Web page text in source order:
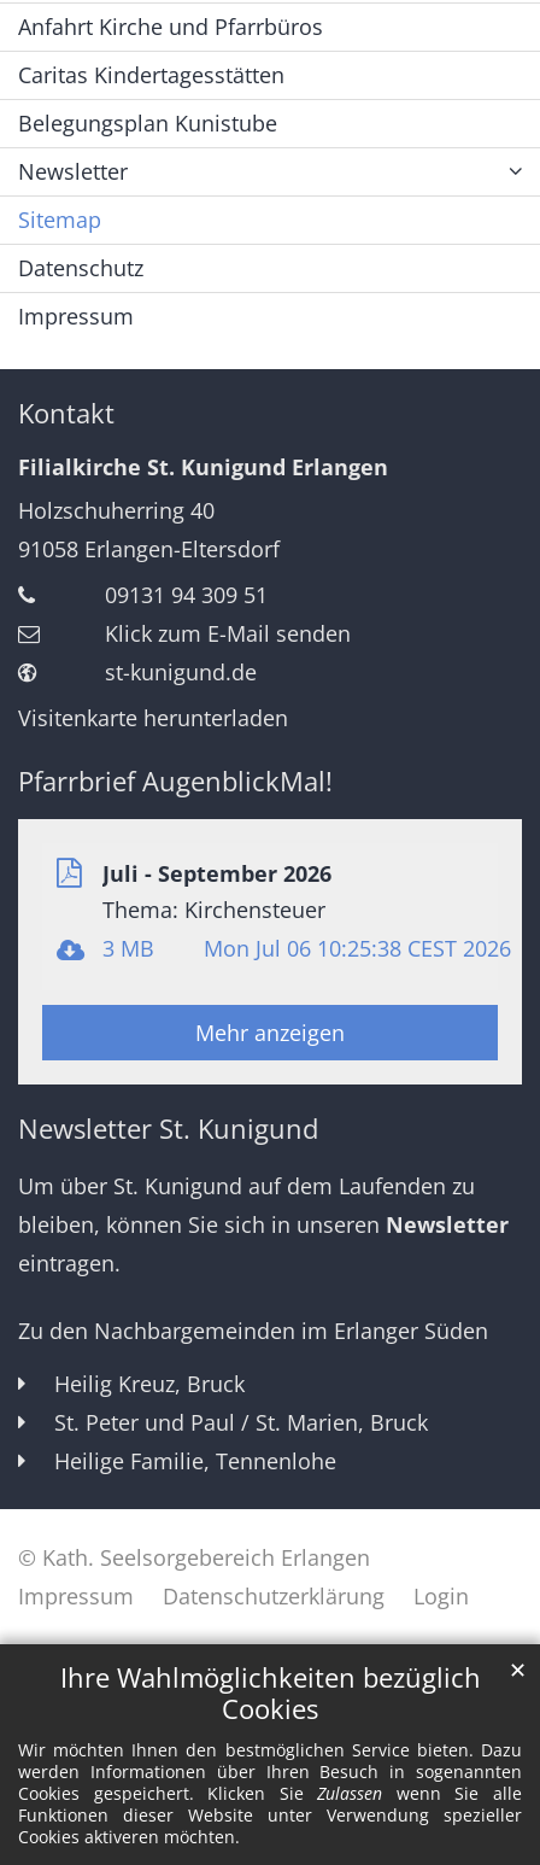
Ihre Wahlmöglichkeiten bezüglich
Cookies
Wir möchten Ihnen den bestmöglichen Service bieten. Dazu
werden Informationen über Ihren Besuch in sogenannten
Cookies gespeichert. Klicken SieZulassen wenn Sie alle
Funktionen dieser Website unter Verwendung spezieller
Cookies aktiveren möchten.
✕
Anfahrt Kirche und Pfarrbüros
Caritas Kindertagesstätten
Belegungsplan Kunistube
Newsletter
Sitemap
Datenschutz
Impressum
Kontakt
Filialkirche St. Kunigund Erlangen
Holzschuherring 40
91058 Erlangen-Eltersdorf
09131 94 309 51
Klick zum E-Mail senden
st-kunigund.de
Visitenkarte herunterladen
Pfarrbrief AugenblickMal!
Juli - September 2026
Thema: Kirchensteuer
3 MB
Mon Jul 06 10:25:38 CEST 2026
Mehr anzeigen
Newsletter St. Kunigund
Um über St. Kunigund auf dem Laufenden zu
bleiben, können Sie sich in unseren Newsletter
eintragen.
Zu den Nachbargemeinden im Erlanger Süden
Heilig Kreuz, Bruck
St. Peter und Paul / St. Marien, Bruck
Heilige Familie, Tennenlohe
© Kath. Seelsorgebereich Erlangen
Impressum
Datenschutzerklärung Login